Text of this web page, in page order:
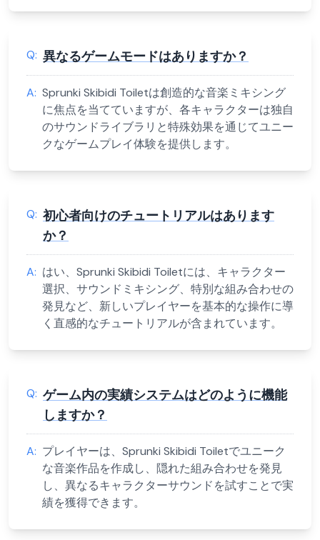
Q: 異なるゲームモードはありますか？
A: Sprunki Skibidi Toiletは創造的な音楽ミキシング
に焦点を当てていますが、各キャラクターは独自
のサウンドライブラリと特殊効果を通じてユニー
クなゲームプレイ体験を提供します。
Q: 初心者向けのチュートリアルはあります
か？
A: はい、Sprunki Skibidi Toiletには、キャラクター
選択、サウンドミキシング、特別な組み合わせの
発見など、新しいプレイヤーを基本的な操作に導
く直感的なチュートリアルが含まれています。
Q: ゲーム内の実績システムはどのように機能
しますか？
A: プレイヤーは、Sprunki Skibidi Toiletでユニーク
な音楽作品を作成し、隠れた組み合わせを発見
し、異なるキャラクターサウンドを試すことで実
績を獲得できます。